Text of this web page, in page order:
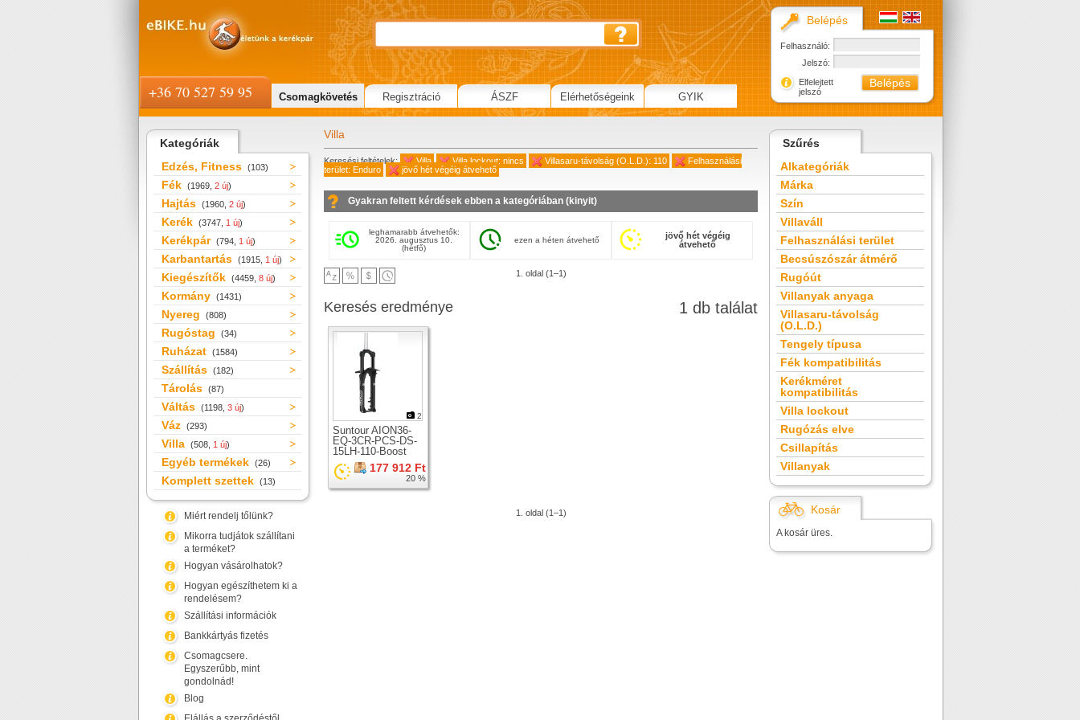
Kategóriák
Edzés, Fitness (103)
Fék (1969, 2 új)
Hajtás (1960, 2 új)
Kerék (3747, 1 új)
Kerékpár (794, 1 új)
Karbantartás (1915, 1 új)
Kiegészítők (4459, 8 új)
Kormány (1431)
Nyereg (808)
Rugóstag (34)
Ruházat (1584)
Szállítás (182)
Tárolás (87)
Váltás (1198, 3 új)
Váz (293)
Villa (508, 1 új)
Egyéb termékek (26)
Komplett szettek (13)
Miért rendelj tőlünk?
Mikorra tudjátok szállítani
a terméket?
Hogyan vásárolhatok?
Hogyan egészíthetem ki a
rendelésem?
Szállítási információk
Bankkártyás fizetés
Csomagcsere.
Egyszerűbb, mint
gondolnád!
Blog
Villa
Keresési feltételek: Villa Villa lockout: nincs Villasaru-távolság (O.L.D.): 110
Felhasználási
terület: Enduro
jövő hét végéig átvehető
Gyakran feltett kérdések ebben a kategóriában (kinyit)
leghamarabb átvehetők:
2026. augusztus 10.
(hétfő)
ezen a héten átvehető
jövő hét végéig
átvehető
1. oldal (1–1)
1 db találat
Keresés eredménye
2
Suntour AION36-
EQ-3CR-PCS-DS-
15LH-110-Boost
teleszkóp 29er
kerékhez177 912 Ft
20 %
1. oldal (1–1)
Szűrés
Alkategóriák
Márka
Szín
Villaváll
Felhasználási terület
Becsúszószár átmérő
Rugóút
Villanyak anyaga
Villasaru-távolság
(O.L.D.)
Tengely típusa
Fék kompatibilitás
Kerékméret
kompatibilitás
Villa lockout
Rugózás elve
Csillapítás
Villanyak
Kosár
A kosár üres.
Belépés
Felhasználó:
Jelszó:
Elfelejtett
jelszó
+36 70 527 59 95 Csomagkövetés Regisztráció ÁSZF Elérhetőségeink GYIK